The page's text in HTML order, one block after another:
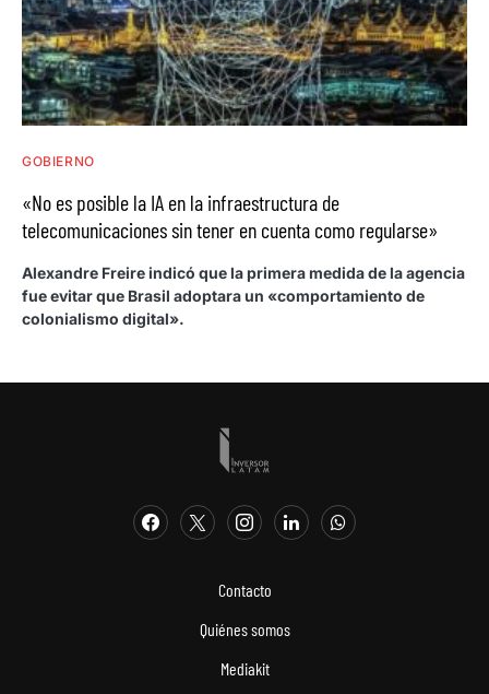
GOBIERNO
«No es posible la IA en la infraestructura de
telecomunicaciones sin tener en cuenta como regularse»
Alexandre Freire indicó que la primera medida de la agencia
fue evitar que Brasil adoptara un «comportamiento de
colonialismo digital».
Contacto
Quiénes somos
Mediakit